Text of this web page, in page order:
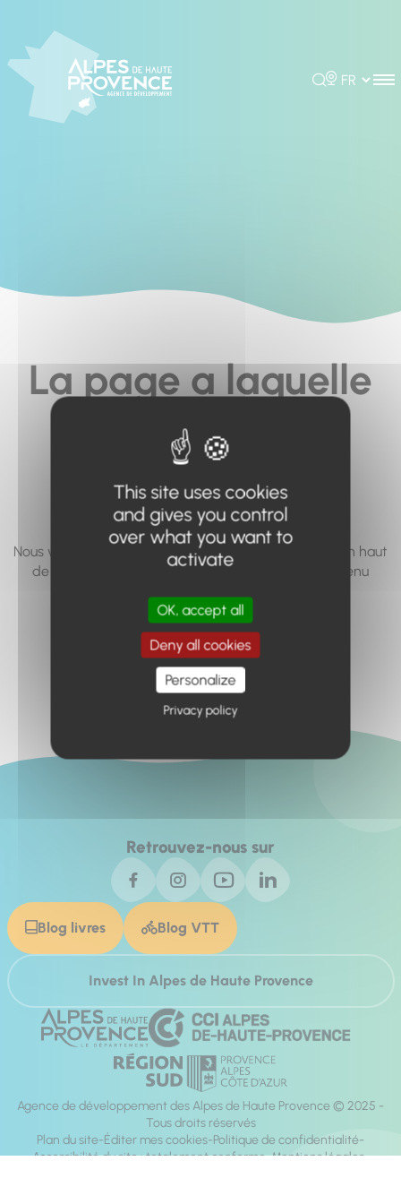
Rechercher
Choisir la
La page a laquelle
vous cherchez à
accéder n'existe
pas... ou plus.
Nous vous invitons à utiliser le moteur de recherche en haut
de page, ou à utiliser le menu pour trouver le contenu
Retour à l'accueil
Retrouvez-nous sur
Blog livres Blog VTT
Invest In Alpes de Haute Provence
Agence de développement des Alpes de Haute Provence © 2025 -
Tous droits réservés
Plan du site Éditer mes cookies Politique de confidentialité
Accessibilité du site : totalement conforme Mentions légales
This site uses cookies
and gives you control
over what you want to
activate
OK, accept all
Deny all cookies
Personalize
Privacy policy